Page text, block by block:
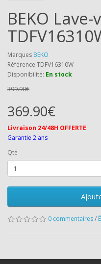
BEKO
Marques BEKO
Référence:TDFV16310W
Disponibilité: En stock
399.90€
369.90€
Livraison 24/48H OFFERTE
Garantie 2 ans
Qté
0 commentaires/